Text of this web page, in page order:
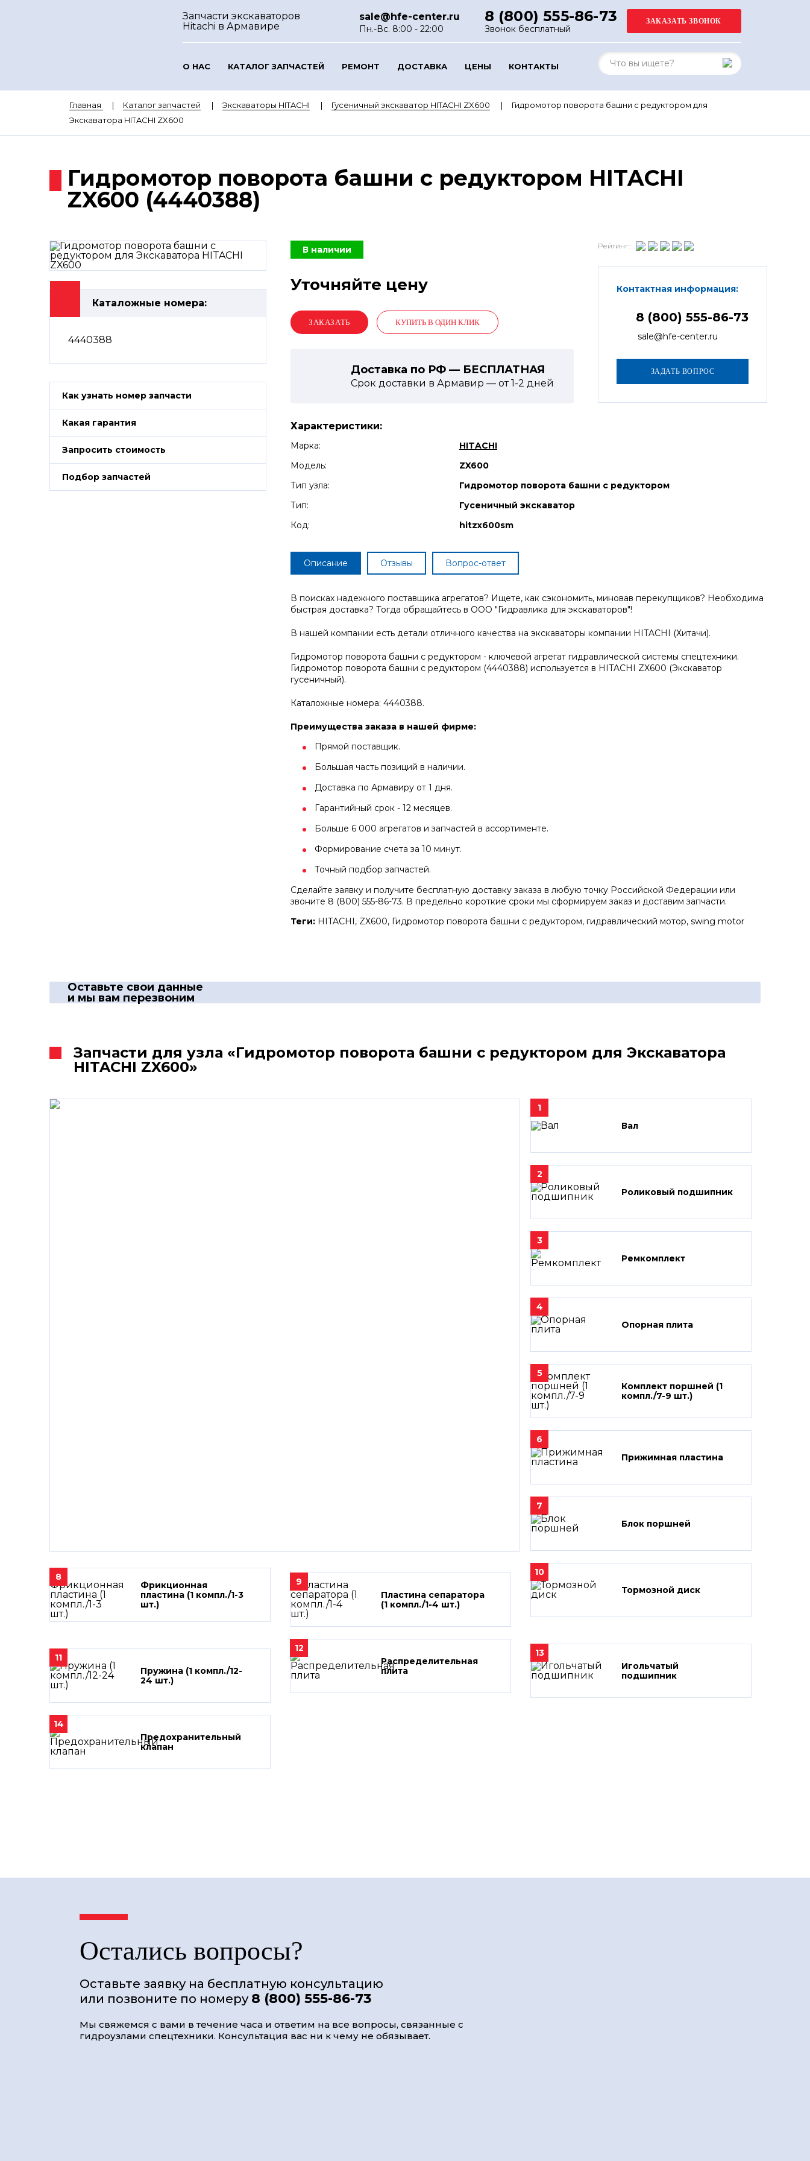
Запчасти экскаваторов
Hitachi в Армавире
sale@hfe-center.ru
Пн.-Вс. 8:00 - 22:00
8 (800) 555-86-73
Звонок бесплатный
О НАС КАТАЛОГ ЗАПЧАСТЕЙ РЕМОНТ ДОСТАВКА ЦЕНЫ КОНТАКТЫ
Главная Каталог запчастей Экскаваторы HITACHI Гусеничный экскаватор HITACHI ZX600
Гидромотор поворота башни с редуктором для
Экскаватора HITACHI ZX600
Гидромотор поворота башни с редуктором HITACHI
ZX600 (4440388)
Каталожные номера:
4440388
Как узнать номер запчасти
Какая гарантия
Запросить стоимость
Подбор запчастей
В наличии
Уточняйте цену
КУПИТЬ В ОДИН КЛИК
Доставка по РФ — БЕСПЛАТНАЯ
Срок доставки в Армавир — от1-2 дней
Рейтинг:
Контактная информация:
8 (800) 555-86-73
sale@hfe-center.ru
Характеристики:
Марка:
HITACHI
Модель:
ZX600
Тип узла:
Гидромотор поворота башни с редуктором
Тип:
Гусеничный экскаватор
Код:
hitzx600sm
Описание Отзывы Вопрос-ответ
В поисках надежного поставщика агрегатов? Ищете, как сэкономить, миновав перекупщиков? Необходима
быстрая доставка? Тогда обращайтесь в ООО "Гидравлика для экскаваторов"!
В нашей компании есть детали отличного качества на экскаваторы компании HITACHI (Хитачи).
Гидромотор поворота башни с редуктором - ключевой агрегат гидравлической системы спецтехники.
Гидромотор поворота башни с редуктором (4440388) используется в HITACHI ZX600 (Экскаватор
гусеничный).
Каталожные номера: 4440388.
Преимущества заказа в нашей фирме:
Прямой поставщик.
Большая часть позиций в наличии.
Доставка по Армавиру от 1 дня.
Гарантийный срок - 12 месяцев.
Больше 6 000 агрегатов и запчастей в ассортименте.
Формирование счета за 10 минут.
Точный подбор запчастей.
Сделайте заявку и получите бесплатную доставку заказа в любую точку Российской Федерации или
звоните 8 (800) 555-86-73. В предельно короткие сроки мы сформируем заказ и доставим запчасти.
Теги: HITACHI, ZX600, Гидромотор поворота башни с редуктором, гидравлический мотор, swing motor
Оставьте свои данные
и мы вам перезвоним
Запчасти для узла «Гидромотор поворота башни с редуктором для Экскаватора
HITACHI ZX600»
1
Вал
2
Роликовый подшипник
3
Ремкомплект
4
Опорная плита
5
Комплект поршней (1
компл./7-9 шт.)
6
Прижимная пластина
7
Блок поршней
8
Фрикционная
пластина (1 компл./1-3
шт.)
9
Пластина сепаратора
(1 компл./1-4 шт.)
10
Тормозной диск
11
Пружина (1 компл./12-
24 шт.)
12
Распределительная
плита
13
Игольчатый
подшипник
14
Предохранительный
клапан
Остались вопросы?
Оставьте заявку на бесплатную консультацию
или позвоните по номеру 8 (800) 555-86-73
Мы свяжемся с вами в течение часа и ответим на все вопросы, связанные с
гидроузлами спецтехники. Консультация вас ни к чему не обязывает.